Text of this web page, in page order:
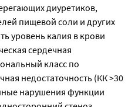
диуретиков,
пищевой соли и других
уровень калия в крови
сердечная
класс по
недостаточность (КК >30
нарушения функции